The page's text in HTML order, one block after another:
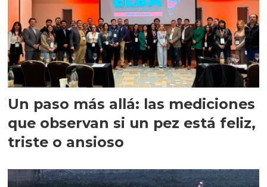
Un paso más allá: las mediciones
que observan si un pez está feliz,
triste o ansioso